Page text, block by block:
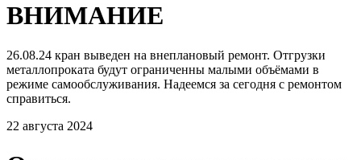
ВНИМАНИЕ
26.08.24 кран выведен на внеплановый ремонт. Отгрузки
металлопроката будут ограниченны малыми объёмами в
режиме самообслуживания. Надеемся за сегодня с ремонтом
справиться.
22 августа 2024